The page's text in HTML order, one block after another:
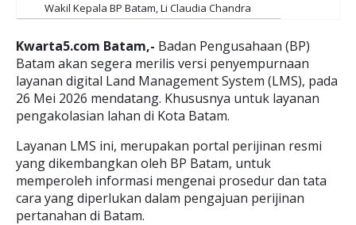
Wakil Kepala BP Batam, Li Claudia Chandra
Kwarta5.com Batam,- Badan Pengusahaan (BP)
Batam akan segera merilis versi penyempurnaan
layanan digital Land Management System (LMS), pada
26 Mei 2026 mendatang. Khususnya untuk layanan
pengakolasian lahan di Kota Batam.
Layanan LMS ini, merupakan portal perijinan resmi
yang dikembangkan oleh BP Batam, untuk
memperoleh informasi mengenai prosedur dan tata
cara yang diperlukan dalam pengajuan perijinan
pertanahan di Batam.